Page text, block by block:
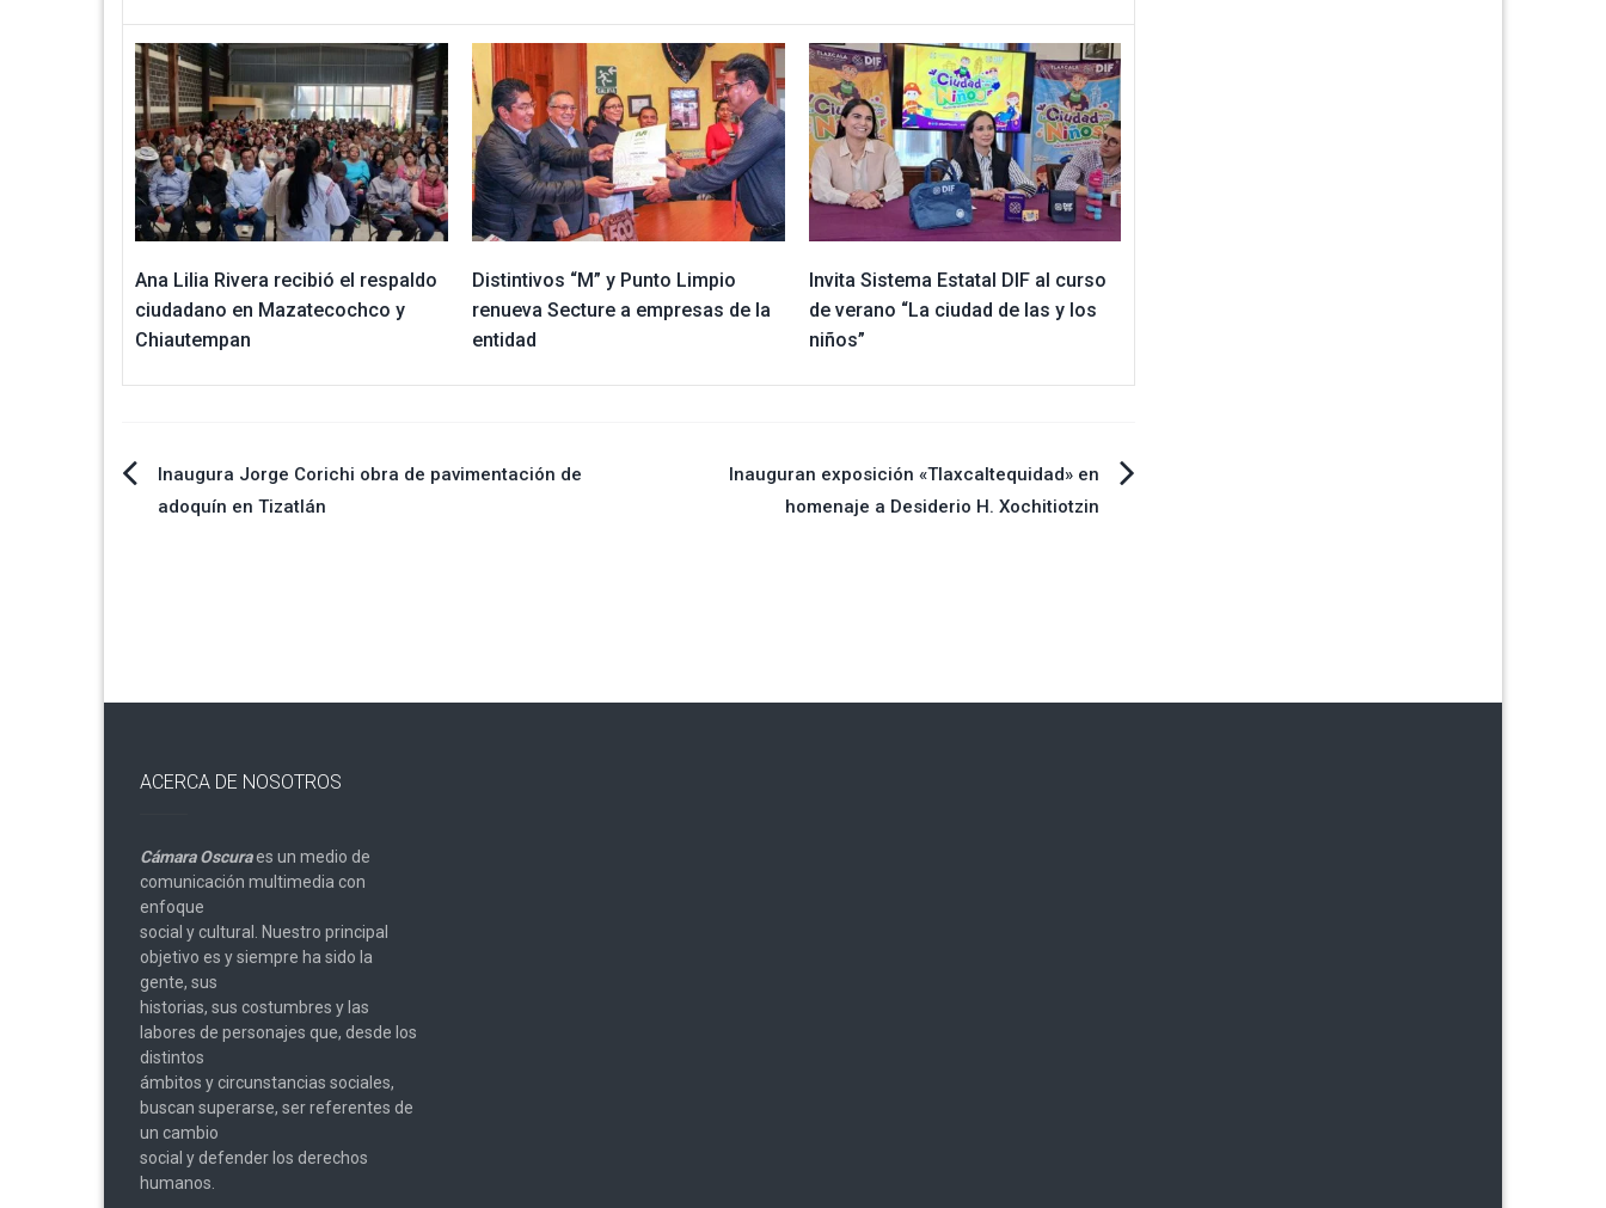
Ana Lilia Rivera recibió el respaldo
ciudadano en Mazatecochco y
Chiautempan
Distintivos “M” y Punto Limpio
renueva Secture a empresas de la
entidad
Invita Sistema Estatal DIF al curso
de verano “La ciudad de las y los
niños”
Navegación
Inaugura Jorge Corichi obra de pavimentación de
adoquín en Tizatlán
Inauguran exposición «Tlaxcaltequidad» en
homenaje a Desiderio H. Xochitiotzin
ACERCA DE NOSOTROS
Cámara Oscuraes un medio de
comunicación multimedia con
enfoque
social y cultural. Nuestro principal
objetivo es y siempre ha sido la
gente, sus
historias, sus costumbres y las
labores de personajes que, desde los
distintos
ámbitos y circunstancias sociales,
buscan superarse, ser referentes de
un cambio
social y defender los derechos
humanos.